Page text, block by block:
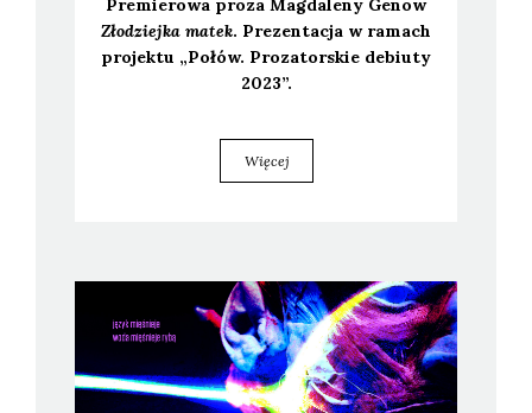
Pre­mie­ro­wa pro­za Mag­da­le­ny Genow
Zło­dziej­ka matek. Pre­zen­ta­cja w ramach
pro­jek­tu „Połów. Pro­za­tor­skie debiu­ty
2023”.
Więcej